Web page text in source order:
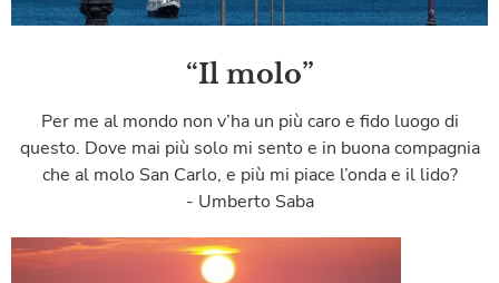
“Il molo”
Per me al mondo non v’ha un più caro e fido luogo di
questo. Dove mai più solo mi sento e in buona compagnia
che al molo San Carlo, e più mi piace l’onda e il lido?
- Umberto Saba